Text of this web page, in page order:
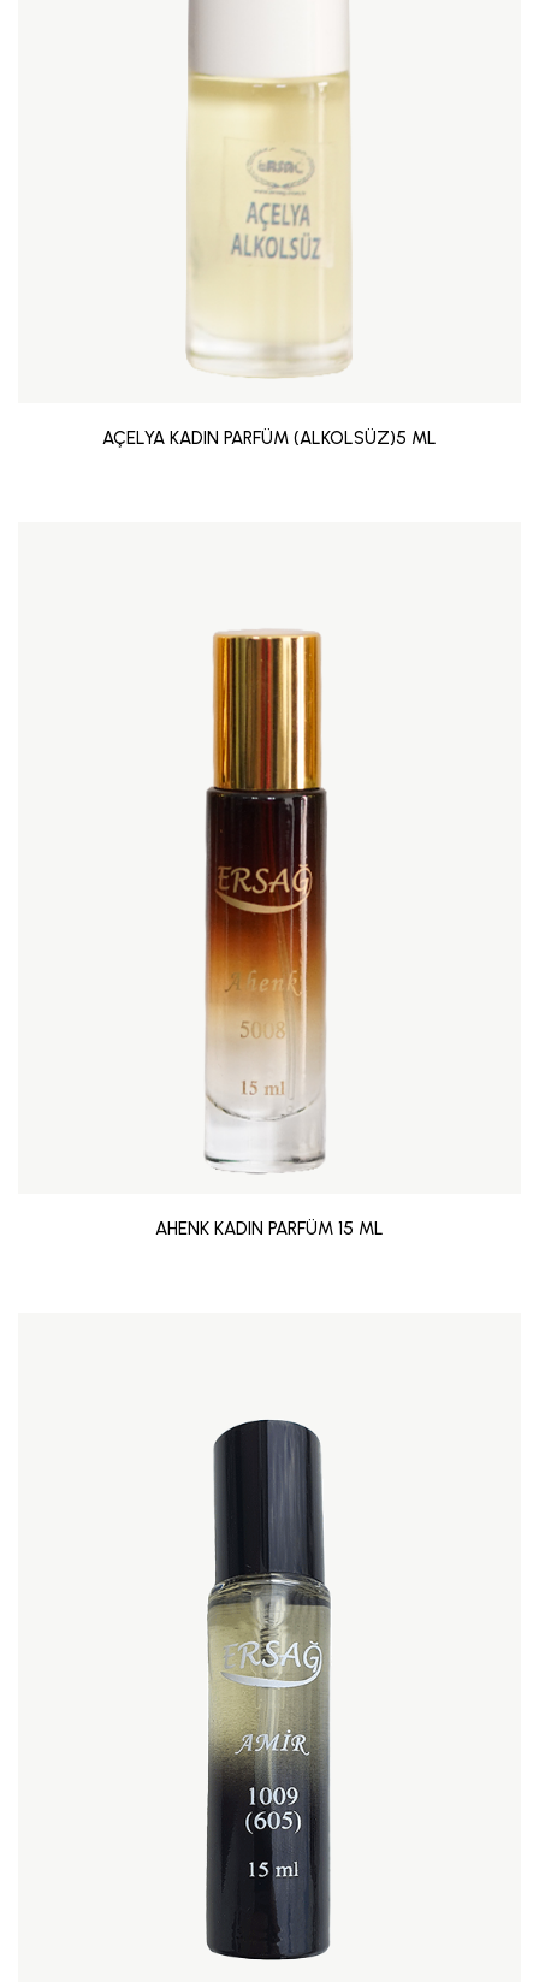
AÇELYA KADIN PARFÜM (ALKOLSÜZ)5 ML
AHENK KADIN PARFÜM 15 ML